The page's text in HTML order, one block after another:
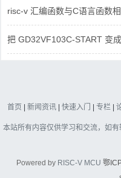
risc-v 汇编函数与C语言函数相
把 GD32VF103C-START 变
首页 | 新闻资讯 | 快速入门 | 专栏 |
本站所有内容仅供学习和交流，如
Powered by RISC-V MCU 鄂